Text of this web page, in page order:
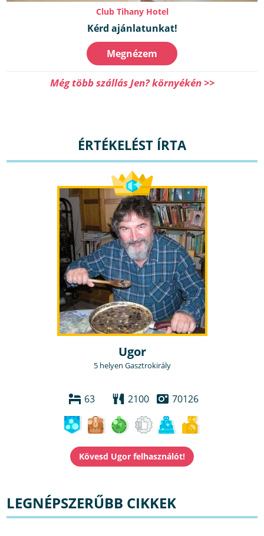
Club Tihany Hotel
Kérd ajánlatunkat!
Megnézem
Még több szállás Jen? környékén >>
ÉRTÉKELÉST ÍRTA
Ugor
5 helyen Gasztrokirály
63 2100 70126
LEGNÉPSZERŰBB CIKKEK